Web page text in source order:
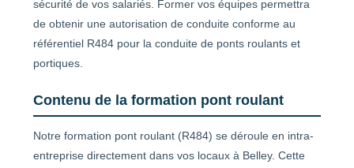
sécurité de vos salariés. Former vos équipes permettra
de obtenir une autorisation de conduite conforme au
référentiel R484 pour la conduite de ponts roulants et
portiques.
Contenu de la formation pont roulant
Notre formation pont roulant (R484) se déroule en intra-
entreprise directement dans vos locaux à Belley. Cette